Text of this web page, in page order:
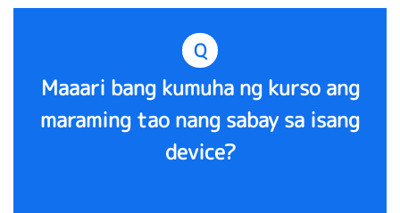
Q
Maaari bang kumuha ng kurso ang
maraming tao nang sabay sa isang
device?